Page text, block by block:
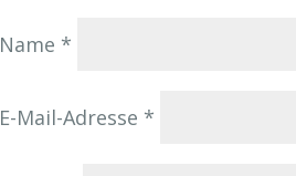
Name *
E-Mail-Adresse *